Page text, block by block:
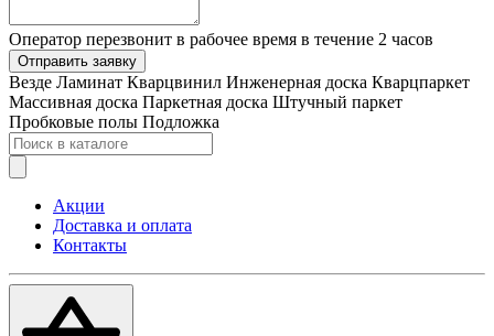
Оператор перезвонит в рабочее время в течение 2 часов
Отправить заявку
Везде Ламинат Кварцвинил Инженерная доска Кварцпаркет
Массивная доска Паркетная доска Штучный паркет
Пробковые полы Подложка
Акции
Доставка и оплата
Контакты